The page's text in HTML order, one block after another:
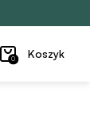
0 Koszyk